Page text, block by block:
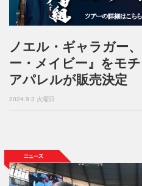
ノエル・ギャラガー
ー・メイビー』をモ
アパレルが販売決定
2024.9.3 火曜日